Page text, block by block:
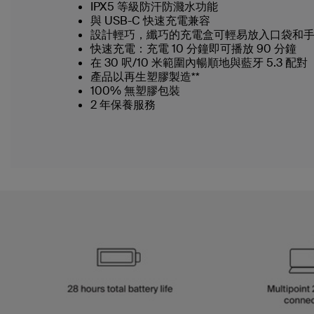
IPX5 等級防汗防濺水功能
與 USB-C 快速充電兼容
設計輕巧，纖巧的充電盒可輕易放入口袋和
快速充電：充電 10 分鐘即可播放 90 分鐘
在 30 呎/10 米範圍內暢順地與藍牙 5.3 配對
產品以再生塑膠製造**
100% 無塑膠包裝
2 年保養服務